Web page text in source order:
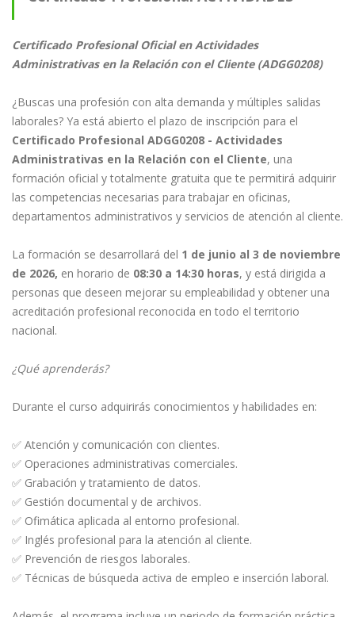
ADMINISTRATIVAS EN LA RELACIÓN CON EL
Certificado Profesional Oficial en Actividades
Administrativas en la Relación con el Cliente (ADGG0208)
¿Buscas una profesión con alta demanda y múltiples salidas
laborales? Ya está abierto el plazo de inscripción para el
Certificado Profesional ADGG0208 - Actividades
Administrativas en la Relación con el Cliente, una
formación oficial y totalmente gratuita que te permitirá adquirir
las competencias necesarias para trabajar en oficinas,
departamentos administrativos y servicios de atención al cliente.
La formación se desarrollará del 1 de junio al 3 de noviembre
de 2026, en horario de 08:30 a 14:30 horas, y está dirigida a
personas que deseen mejorar su empleabilidad y obtener una
acreditación profesional reconocida en todo el territorio
nacional.
¿Qué aprenderás?
Durante el curso adquirirás conocimientos y habilidades en:
✅ Atención y comunicación con clientes.
✅ Operaciones administrativas comerciales.
✅ Grabación y tratamiento de datos.
✅ Gestión documental y de archivos.
✅ Ofimática aplicada al entorno profesional.
✅ Inglés profesional para la atención al cliente.
✅ Prevención de riesgos laborales.
✅ Técnicas de búsqueda activa de empleo e inserción laboral.